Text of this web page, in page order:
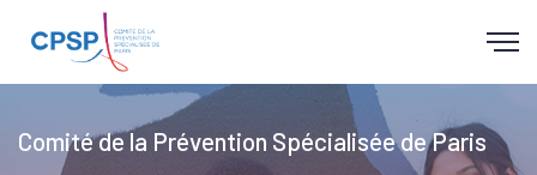
Panneau de gestion des cookies
Comité de la Prévention Spécialisée de Paris